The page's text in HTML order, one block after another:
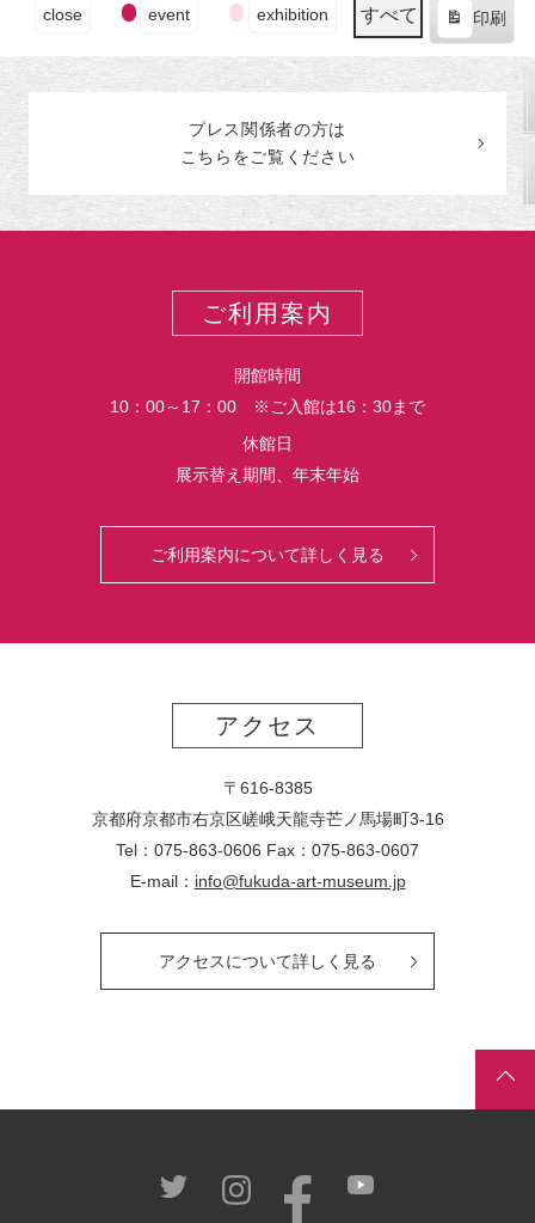
ン
ト
の
カ
close event exhibition すべて 印刷
示
プレス関係者の方は
こちらをご覧ください
ご利用案内
開館時間
10：00～17：00 ※ご入館は16：30まで
休館日
展示替え期間、年末年始
ご利用案内について詳しく見る
アクセス
〒616-8385
京都府京都市右京区嵯峨天龍寺芒ノ馬場町3-16
Tel：075-863-0606 Fax：075-863-0607
E-mail： info@fukuda-art-museum.jp
アクセスについて詳しく見る